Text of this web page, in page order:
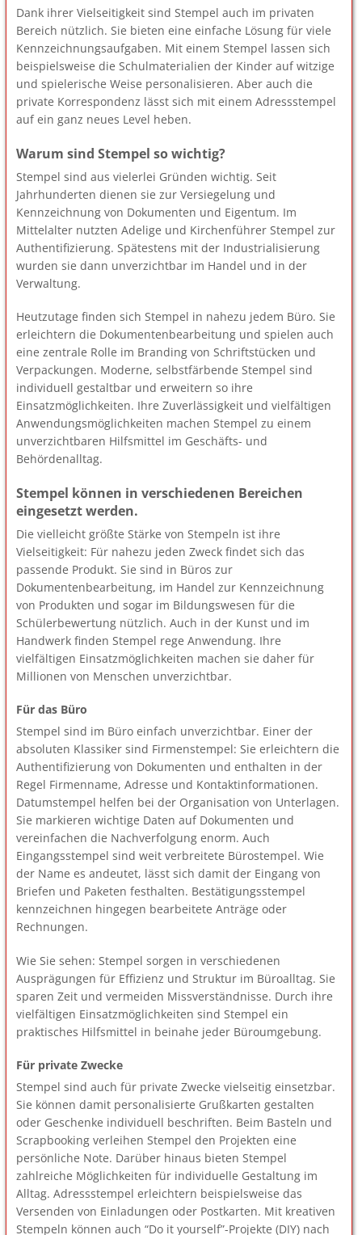
Dank ihrer Vielseitigkeit sind Stempel auch im privaten
Bereich nützlich. Sie bieten eine einfache Lösung für viele
Kennzeichnungsaufgaben. Mit einem Stempel lassen sich
beispielsweise die Schulmaterialien der Kinder auf witzige
und spielerische Weise personalisieren. Aber auch die
private Korrespondenz lässt sich mit einem Adressstempel
auf ein ganz neues Level heben.
Warum sind Stempel so wichtig?
Stempel sind aus vielerlei Gründen wichtig. Seit
Jahrhunderten dienen sie zur Versiegelung und
Kennzeichnung von Dokumenten und Eigentum. Im
Mittelalter nutzten Adelige und Kirchenführer Stempel zur
Authentifizierung. Spätestens mit der Industrialisierung
wurden sie dann unverzichtbar im Handel und in der
Verwaltung.
Heutzutage finden sich Stempel in nahezu jedem Büro. Sie
erleichtern die Dokumentenbearbeitung und spielen auch
eine zentrale Rolle im Branding von Schriftstücken und
Verpackungen. Moderne, selbstfärbende Stempel sind
individuell gestaltbar und erweitern so ihre
Einsatzmöglichkeiten. Ihre Zuverlässigkeit und vielfältigen
Anwendungsmöglichkeiten machen Stempel zu einem
unverzichtbaren Hilfsmittel im Geschäfts- und
Behördenalltag.
Stempel können in verschiedenen Bereichen
eingesetzt werden.
Die vielleicht größte Stärke von Stempeln ist ihre
Vielseitigkeit: Für nahezu jeden Zweck findet sich das
passende Produkt. Sie sind in Büros zur
Dokumentenbearbeitung, im Handel zur Kennzeichnung
von Produkten und sogar im Bildungswesen für die
Schülerbewertung nützlich. Auch in der Kunst und im
Handwerk finden Stempel rege Anwendung. Ihre
vielfältigen Einsatzmöglichkeiten machen sie daher für
Millionen von Menschen unverzichtbar.
Für das Büro
Stempel sind im Büro einfach unverzichtbar. Einer der
absoluten Klassiker sind Firmenstempel: Sie erleichtern die
Authentifizierung von Dokumenten und enthalten in der
Regel Firmenname, Adresse und Kontaktinformationen.
Datumstempel helfen bei der Organisation von Unterlagen.
Sie markieren wichtige Daten auf Dokumenten und
vereinfachen die Nachverfolgung enorm. Auch
Eingangsstempel sind weit verbreitete Bürostempel. Wie
der Name es andeutet, lässt sich damit der Eingang von
Briefen und Paketen festhalten. Bestätigungsstempel
kennzeichnen hingegen bearbeitete Anträge oder
Rechnungen.
Wie Sie sehen: Stempel sorgen in verschiedenen
Ausprägungen für Effizienz und Struktur im Büroalltag. Sie
sparen Zeit und vermeiden Missverständnisse. Durch ihre
vielfältigen Einsatzmöglichkeiten sind Stempel ein
praktisches Hilfsmittel in beinahe jeder Büroumgebung.
Für private Zwecke
Stempel sind auch für private Zwecke vielseitig einsetzbar.
Sie können damit personalisierte Grußkarten gestalten
oder Geschenke individuell beschriften. Beim Basteln und
Scrapbooking verleihen Stempel den Projekten eine
persönliche Note. Darüber hinaus bieten Stempel
zahlreiche Möglichkeiten für individuelle Gestaltung im
Alltag. Adressstempel erleichtern beispielsweise das
Versenden von Einladungen oder Postkarten. Mit kreativen
Stempeln können auch “Do it yourself”-Projekte (DIY) nach